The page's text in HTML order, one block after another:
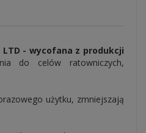
- wycofana z produkcji
do celów ratowniczych,
użytku, zmniejszają